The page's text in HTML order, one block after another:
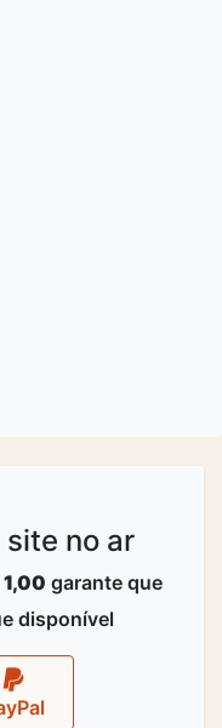
no ar
1,00 garante que
disponível